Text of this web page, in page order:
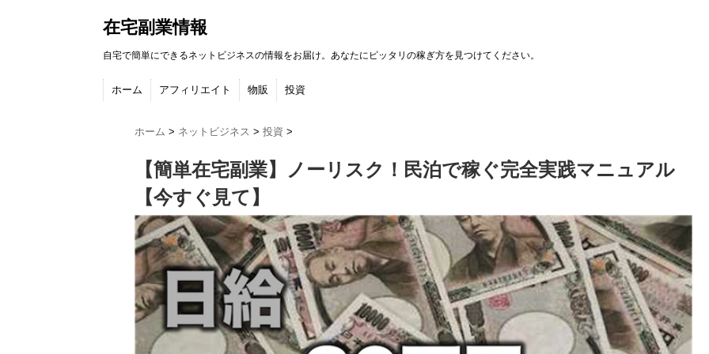
在宅副業情報
自宅で簡単にできるネットビジネスの情報をお届け。あなたにピッタリの稼ぎ方を見つけてください。
ホーム アフィリエイト 物販 投資
ホーム > ネットビジネス > 投資 >
【簡単在宅副業】ノーリスク！民泊で稼ぐ完全実践マニュアル
【今すぐ見て】